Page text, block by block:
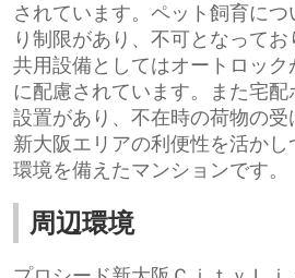
されています。ペット飼育につ
り制限があり、不可となってお
共用設備としてはオートロッ
に配慮されています。また宅配
設置があり、不在時の荷物の受
新大阪エリアの利便性を活か
環境を備えたマンションです。
周辺環境